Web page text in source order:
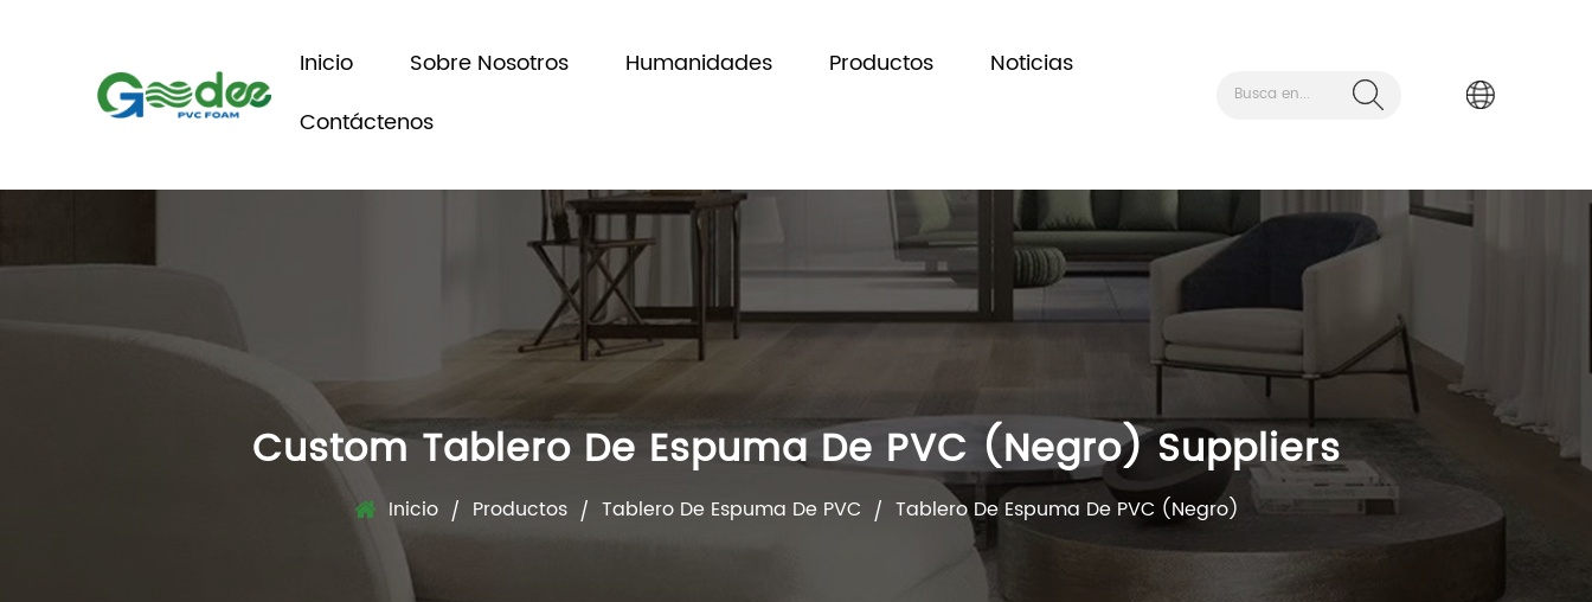
Inicio Sobre Nosotros Humanidades Productos
Noticias
Contáctenos
Busca en...
Custom Tablero De Espuma De PVC (negro) Suppliers
Inicio / Productos / Tablero De Espuma De PVC / Tablero De Espuma De PVC (negro)